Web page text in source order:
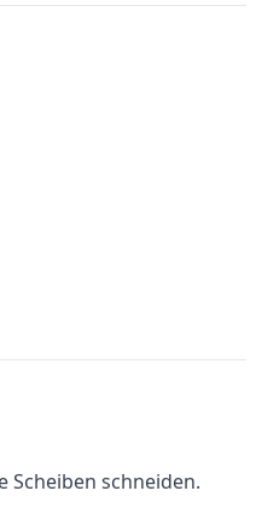
Scheiben schneiden.